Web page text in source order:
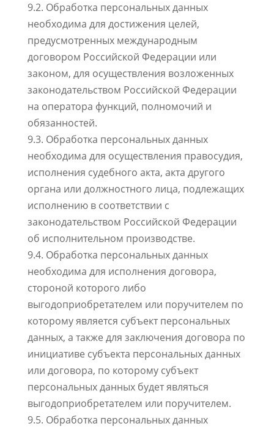
9.2. Обработка персональных данных
необходима для достижения целей,
предусмотренных международным
договором Российской Федерации или
законом, для осуществления возложенных
законодательством Российской Федерации
на оператора функций, полномочий и
обязанностей.
9.3. Обработка персональных данных
необходима для осуществления правосудия,
исполнения судебного акта, акта другого
органа или должностного лица, подлежащих
исполнению в соответствии с
законодательством Российской Федерации
об исполнительном производстве.
9.4. Обработка персональных данных
необходима для исполнения договора,
стороной которого либо
выгодоприобретателем или поручителем по
которому является субъект персональных
данных, а также для заключения договора по
инициативе субъекта персональных данных
или договора, по которому субъект
персональных данных будет являться
выгодоприобретателем или поручителем.
9.5. Обработка персональных данных